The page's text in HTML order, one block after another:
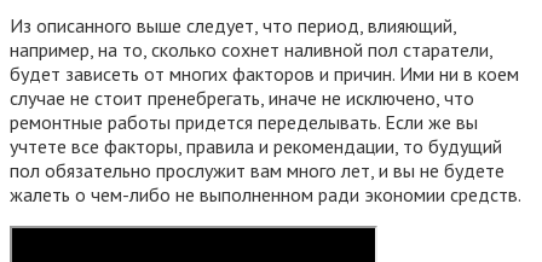
Из описанного выше следует, что период, влияющий,
например, на то, сколько сохнет наливной пол старатели,
будет зависеть от многих факторов и причин. Ими ни в коем
случае не стоит пренебрегать, иначе не исключено, что
ремонтные работы придется переделывать. Если же вы
учтете все факторы, правила и рекомендации, то будущий
пол обязательно прослужит вам много лет, и вы не будете
жалеть о чем-либо не выполненном ради экономии средств.